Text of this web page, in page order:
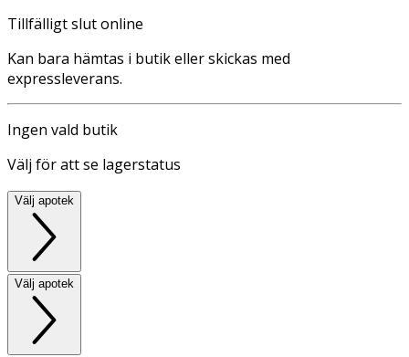
Tillfälligt slut online
Kan bara hämtas i butik eller skickas med
expressleverans.
Ingen vald butik
Välj för att se lagerstatus
Välj apotek
Välj apotek